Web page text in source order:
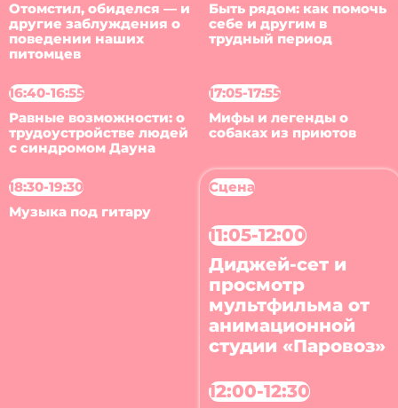
Отомстил, обиделся — и
другие заблуждения о
поведении наших
питомцев
Быть рядом: как помочь
себе и другим в
трудный период
16:40-16:55
Равные возможности: о
трудоустройстве людей
с синдромом Дауна
17:05-17:55
Мифы и легенды о
собаках из приютов
18:30-19:30
Музыка под гитару
Сцена
11:05-12:00
Диджей-сет и
просмотр
мультфильма от
анимационной
студии «Паровоз»
12:00-12:30